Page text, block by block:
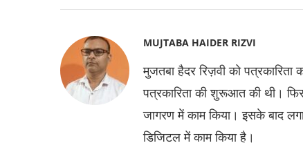
MUJTABA HAIDER RIZVI
मुजतबा हैदर रिज़वी को
पत्रकारिता की शुरूआत की थी।
जागरण में काम किया। इसके बाद
डिजिटल में काम किया है।